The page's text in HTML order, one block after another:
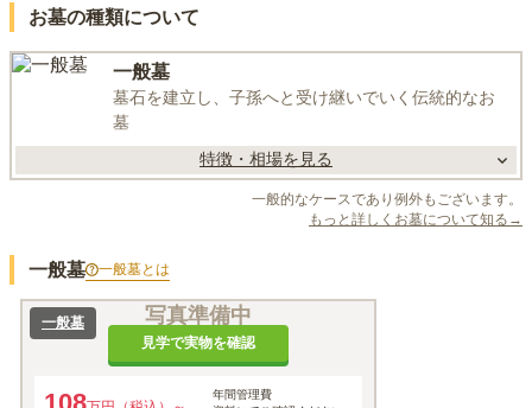
お墓の種類について
一般墓
墓石を建立し、子孫へと受け継いでいく伝統的なお
墓
特徴・相場を見る
一般的なケースであり例外もございます。
もっと詳しくお墓について知る→
一般墓 一般墓とは
写真準備中
見学で実物を確認
一般墓
年間管理費